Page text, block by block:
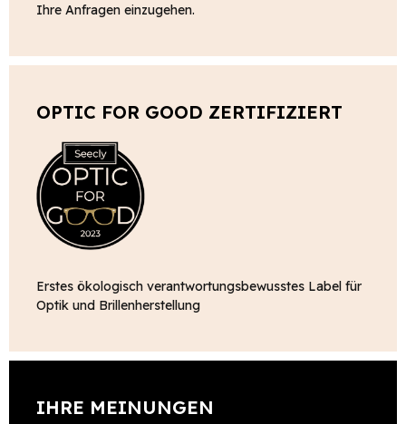
Ihre Anfragen einzugehen.
OPTIC FOR GOOD ZERTIFIZIERT
Erstes ökologisch verantwortungsbewusstes Label für
Optik und Brillenherstellung
IHRE MEINUNGEN